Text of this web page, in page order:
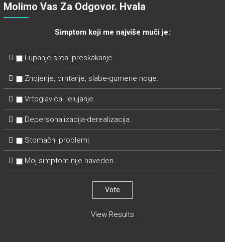
Molimo Vas Za Odgovor. Hvala
Simptom koji me najviše muči je:
Lupanje srca, preskakanje.
Znojenje, drhtanje, slabe-gumene noge.
Vrtoglavica- lelujanje.
Depersonalizacija-derealizacija.
Stomačni problemi.
Moj simptom nije naveden.
View Results